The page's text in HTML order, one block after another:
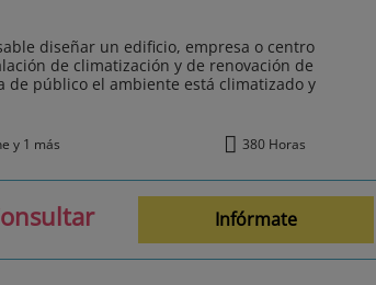
diseñar un edificio, empresa o centro
de climatización y de renovación de
de público el ambiente está climatizado y
y 1 más 380 Horas
Infórmate